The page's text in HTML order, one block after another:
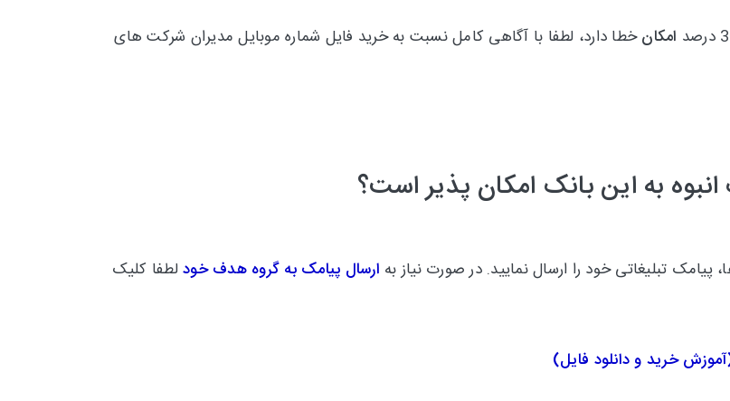
امکانخطا دارد، لطفا با آگاهی کامل نسبت به خرید فایل شماره موبایل مدیران شرکت های
به این بانک امکان پذیر است؟
تبلیغاتی خود را ارسال نمایید. در صورت نیاز به ارسال پیامک به گروه هدف خودلطفا کلیک
آموزش خرید و دانلود فایل)